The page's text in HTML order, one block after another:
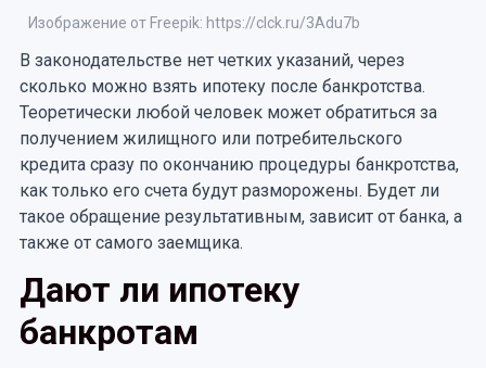
Изображение от Freepik: https://clck.ru/3Adu7b
В законодательстве нет четких указаний, через
сколько можно взять ипотеку после банкротства.
Теоретически любой человек может обратиться за
получением жилищного или потребительского
кредита сразу по окончанию процедуры банкротства,
как только его счета будут разморожены. Будет ли
такое обращение результативным, зависит от банка, а
также от самого заемщика.
Дают ли ипотеку
банкротам